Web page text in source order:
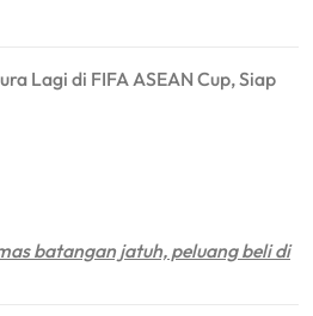
Lagi di FIFA ASEAN Cup, Siap
batangan jatuh, peluang beli di